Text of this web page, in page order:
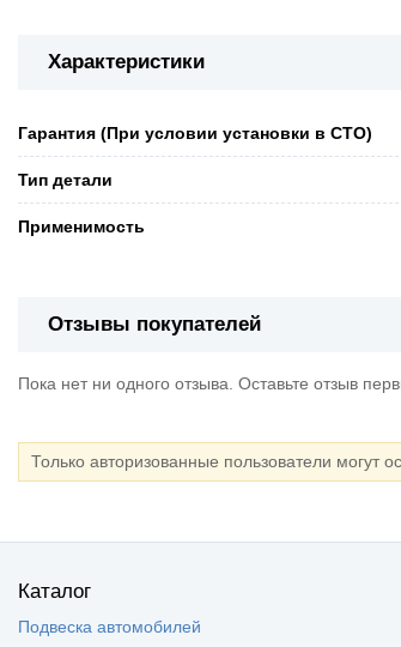
Характеристики
Гарантия (При условии установки в СТО)
Тип детали
Применимость
Отзывы покупателей
Пока нет ни одного отзыва. Оставьте отзыв
Только авторизованные пользователи могут
Каталог
Подвеска автомобилей